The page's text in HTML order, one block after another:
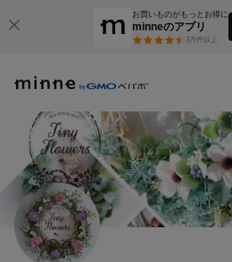
お買いものがもっとお得に
minneのアプリ
3万件以上